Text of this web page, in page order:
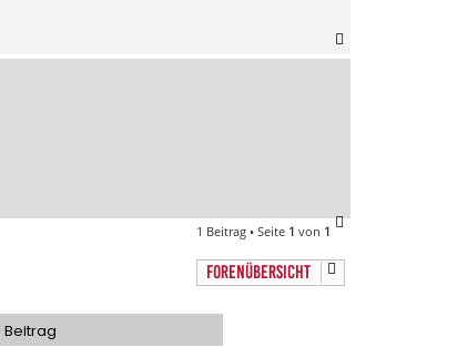
a
N
1 Beitrag • Seite 1 von 1
FORENÜBERSICHT
Beitrag